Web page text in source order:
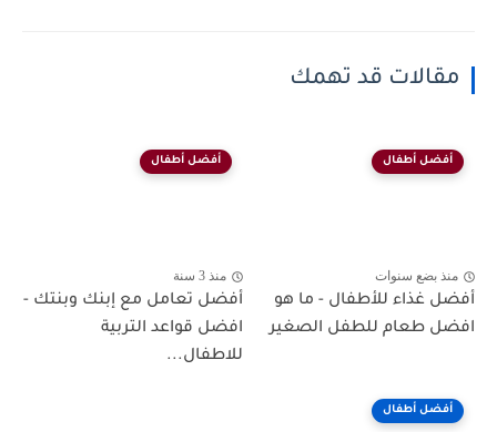
مقالات قد تهمك
أفضل أطفال
منذ بضع سنوات
أفضل غذاء للأطفال - ما هو
افضل طعام للطفل الصغير
أفضل أطفال
منذ 3 سنة
أفضل تعامل مع إبنك وبنتك -
افضل قواعد التربية
للاطفال...
أفضل أطفال